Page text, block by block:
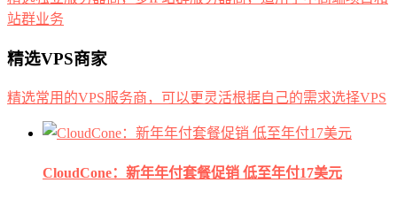
站群业务
精选VPS商家
精选常用的VPS服务商，可以更灵活根据自己的需求选择VPS
CloudCone：新年年付套餐促销 低至年付17美元